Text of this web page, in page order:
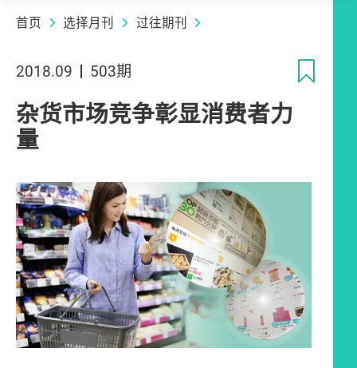
首页 选择月刊 过往期刊
2018.09 503期
杂货市场竞争彰显消费者力
量